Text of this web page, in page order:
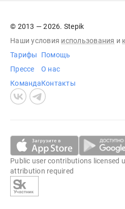
© 2013 — 2026. Stepik
Наши условия использования и
Тарифы
Прессе
Команда
Помощь
О нас
Контакты
Public user contributions licensed
attribution required